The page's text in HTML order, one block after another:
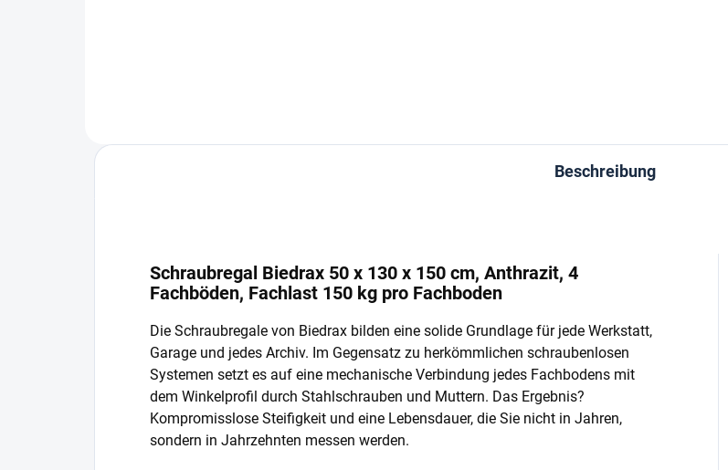
Beschreibung
Schraubregal Biedrax 50 x 130 x 150 cm, Anthrazit, 4
Fachböden, Fachlast 150 kg pro Fachboden
Die Schraubregale von Biedrax bilden eine solide Grundlage für jede Werkstatt,
Garage und jedes Archiv. Im Gegensatz zu herkömmlichen schraubenlosen
Systemen setzt es auf eine mechanische Verbindung jedes Fachbodens mit
dem Winkelprofil durch Stahlschrauben und Muttern. Das Ergebnis?
Kompromisslose Steifigkeit und eine Lebensdauer, die Sie nicht in Jahren,
sondern in Jahrzehnten messen werden.